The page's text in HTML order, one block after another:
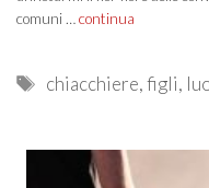
comuni … continua
Tags
chiacchiere,figli,